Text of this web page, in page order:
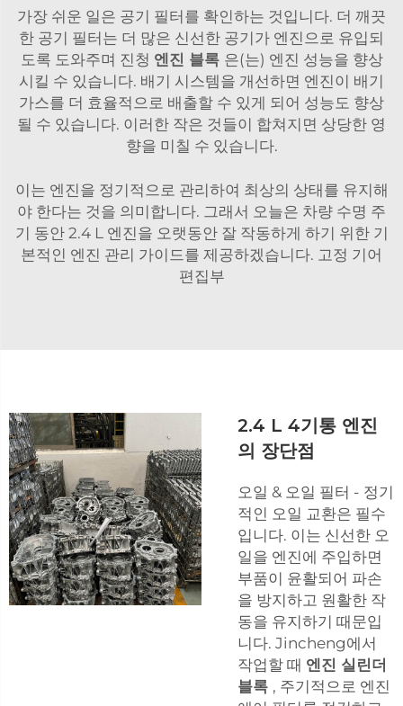
가장 쉬운 일은 공기 필터를 확인하는 것입니다. 더 깨끗
한 공기 필터는 더 많은 신선한 공기가 엔진으로 유입되
도록 도와주며 진청 엔진 블록 은(는) 엔진 성능을 향상
시킬 수 있습니다. 배기 시스템을 개선하면 엔진이 배기
가스를 더 효율적으로 배출할 수 있게 되어 성능도 향상
될 수 있습니다. 이러한 작은 것들이 합쳐지면 상당한 영
향을 미칠 수 있습니다.
이는 엔진을 정기적으로 관리하여 최상의 상태를 유지해
야 한다는 것을 의미합니다. 그래서 오늘은 차량 수명 주
기 동안 2.4 L 엔진을 오랫동안 잘 작동하게 하기 위한 기
본적인 엔진 관리 가이드를 제공하겠습니다. 고정 기어
편집부
2.4 L 4기통 엔진
의 장단점
오일 & 오일 필터 - 정기
적인 오일 교환은 필수
입니다. 이는 신선한 오
일을 엔진에 주입하면
부품이 윤활되어 파손
을 방지하고 원활한 작
동을 유지하기 때문입
니다. Jincheng에서
작업할 때 엔진 실린더
블록 , 주기적으로 엔진